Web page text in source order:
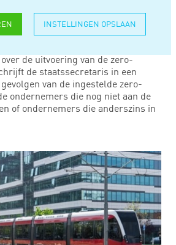
INSTELLINGEN OPSLAAN
en staatssecretaris
de uitvoering van de zero-
de staatssecretaris in een
van de ingestelde zero-
ondernemers die nog niet aan de
of ondernemers die anderszins in